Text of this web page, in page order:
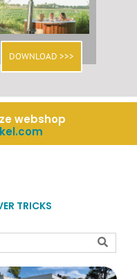
DOWNLOAD >>>
webshop
TRICKS